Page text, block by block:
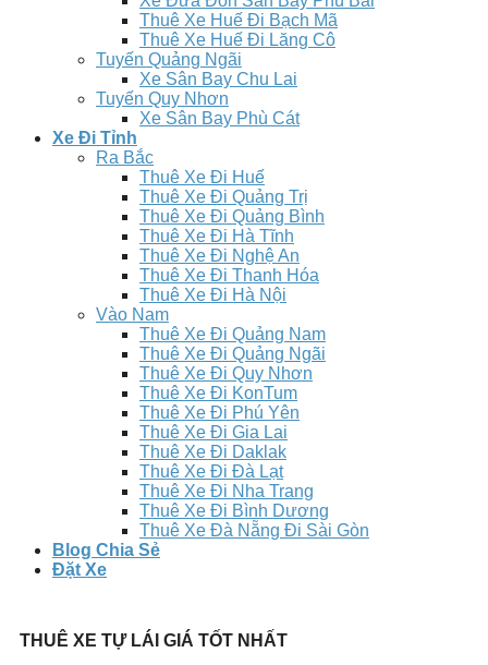
Thuê Xe Huế Đi Bạch Mã
Thuê Xe Huế Đi Lăng Cô
Tuyến Quảng Ngãi
Xe Sân Bay Chu Lai
Tuyến Quy Nhơn
Xe Sân Bay Phù Cát
Xe Đi Tỉnh
Ra Bắc
Thuê Xe Đi Huế
Thuê Xe Đi Quảng Trị
Thuê Xe Đi Quảng Bình
Thuê Xe Đi Hà Tĩnh
Thuê Xe Đi Nghệ An
Thuê Xe Đi Thanh Hóa
Thuê Xe Đi Hà Nội
Vào Nam
Thuê Xe Đi Quảng Nam
Thuê Xe Đi Quảng Ngãi
Thuê Xe Đi Quy Nhơn
Thuê Xe Đi KonTum
Thuê Xe Đi Phú Yên
Thuê Xe Đi Gia Lai
Thuê Xe Đi Daklak
Thuê Xe Đi Đà Lạt
Thuê Xe Đi Nha Trang
Thuê Xe Đi Bình Dương
Thuê Xe Đà Nẵng Đi Sài Gòn
Blog Chia Sẻ
Đặt Xe
THUÊ XE TỰ LÁI GIÁ TỐT NHẤT